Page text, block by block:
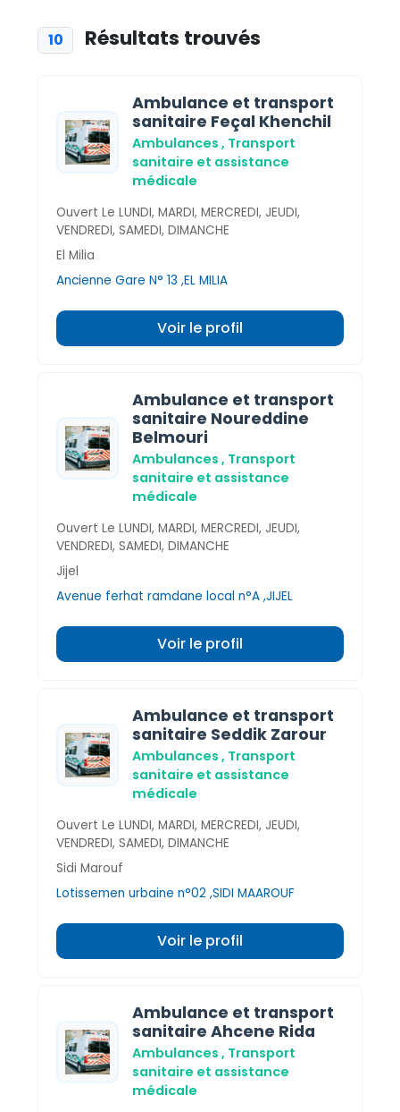
10 Résultats trouvés
Ambulance et transport
sanitaire Feçal Khenchil
Ambulances , Transport
sanitaire et assistance
médicale
Ouvert Le LUNDI, MARDI, MERCREDI, JEUDI,
VENDREDI, SAMEDI, DIMANCHE
El Milia
Ancienne Gare N° 13 ,EL MILIA
Voir le profil
Ambulance et transport
sanitaire Noureddine
Belmouri
Ambulances , Transport
sanitaire et assistance
médicale
Ouvert Le LUNDI, MARDI, MERCREDI, JEUDI,
VENDREDI, SAMEDI, DIMANCHE
Jijel
Avenue ferhat ramdane local n°A ,JIJEL
Voir le profil
Ambulance et transport
sanitaire Seddik Zarour
Ambulances , Transport
sanitaire et assistance
médicale
Ouvert Le LUNDI, MARDI, MERCREDI, JEUDI,
VENDREDI, SAMEDI, DIMANCHE
Sidi Marouf
Lotissemen urbaine n°02 ,SIDI MAAROUF
Voir le profil
Ambulance et transport
sanitaire Ahcene Rida
Ambulances , Transport
sanitaire et assistance
médicale